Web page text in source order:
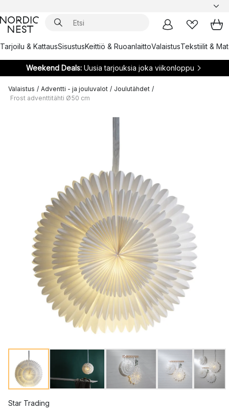
Tarjoilu & KattausSisustusKeittiö & RuoanlaittoValaistusTekstiilit &
Weekend Deals:Uusia tarjouksia joka viikonloppu
Valaistus / Adventti - ja jouluvalot / Joulutähdet /
Frost adventtitähti Ø50 cm
Star Trading